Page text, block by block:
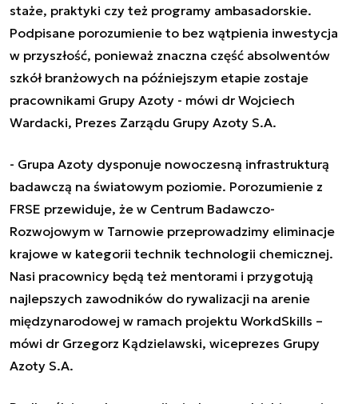
staże, praktyki czy też programy ambasadorskie.
Podpisane porozumienie to bez wątpienia inwestycja
w przyszłość, ponieważ znaczna część absolwentów
szkół branżowych na późniejszym etapie zostaje
pracownikami Grupy Azoty - mówi dr Wojciech
Wardacki, Prezes Zarządu Grupy Azoty S.A.
- Grupa Azoty dysponuje nowoczesną infrastrukturą
badawczą na światowym poziomie. Porozumienie z
FRSE przewiduje, że w Centrum Badawczo-
Rozwojowym w Tarnowie przeprowadzimy eliminacje
krajowe w kategorii technik technologii chemicznej.
Nasi pracownicy będą też mentorami i przygotują
najlepszych zawodników do rywalizacji na arenie
międzynarodowej w ramach projektu WorkdSkills –
mówi dr Grzegorz Kądzielawski, wiceprezes Grupy
Azoty S.A.